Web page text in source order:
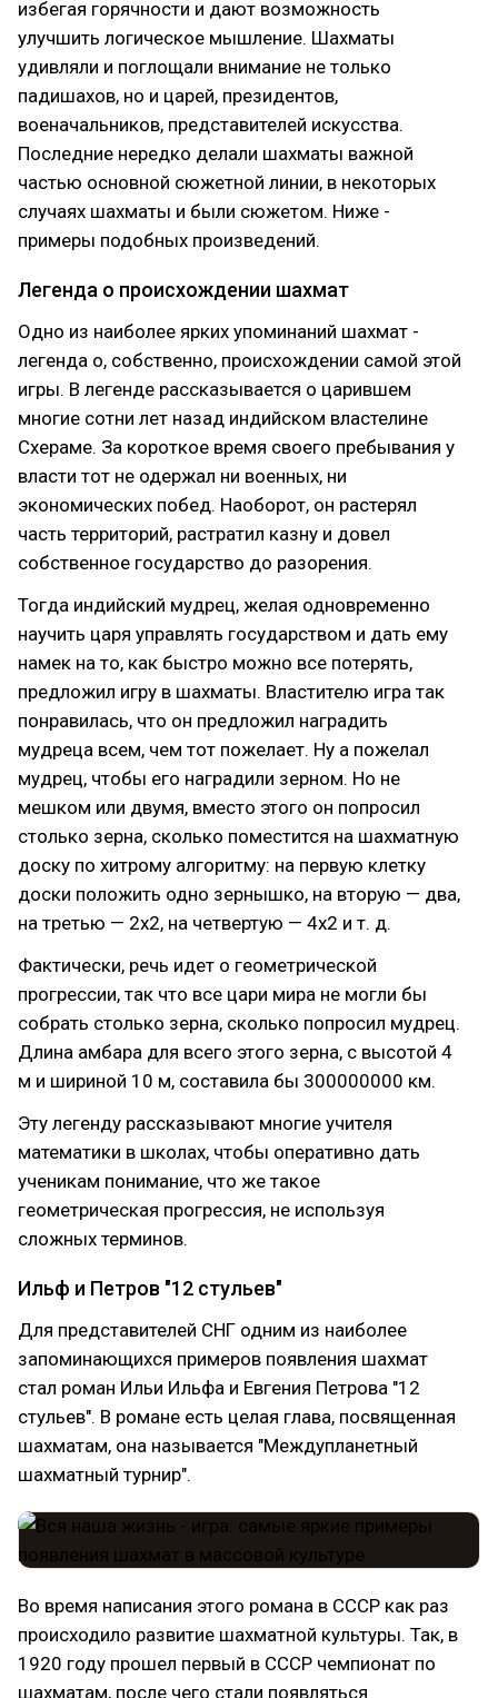
избегая горячности и дают возможность
улучшить логическое мышление. Шахматы
удивляли и поглощали внимание не только
падишахов, но и царей, президентов,
военачальников, представителей искусства.
Последние нередко делали шахматы важной
частью основной сюжетной линии, в некоторых
случаях шахматы и были сюжетом. Ниже -
примеры подобных произведений.
Легенда о происхождении шахмат
Одно из наиболее ярких упоминаний шахмат -
легенда о, собственно, происхождении самой этой
игры. В легенде рассказывается о царившем
многие сотни лет назад индийском властелине
Схераме. За короткое время своего пребывания у
власти тот не одержал ни военных, ни
экономических побед. Наоборот, он растерял
часть территорий, растратил казну и довел
собственное государство до разорения.
Тогда индийский мудрец, желая одновременно
научить царя управлять государством и дать ему
намек на то, как быстро можно все потерять,
предложил игру в шахматы. Властителю игра так
понравилась, что он предложил наградить
мудреца всем, чем тот пожелает. Ну а пожелал
мудрец, чтобы его наградили зерном. Но не
мешком или двумя, вместо этого он попросил
столько зерна, сколько поместится на шахматную
доску по хитрому алгоритму: на первую клетку
доски положить одно зернышко, на вторую — два,
на третью — 2х2, на четвертую — 4х2 и т. д.
Фактически, речь идет о геометрической
прогрессии, так что все цари мира не могли бы
собрать столько зерна, сколько попросил мудрец.
Длина амбара для всего этого зерна, с высотой 4
м и шириной 10 м, составила бы 300000000 км.
Эту легенду рассказывают многие учителя
математики в школах, чтобы оперативно дать
ученикам понимание, что же такое
геометрическая прогрессия, не используя
сложных терминов.
Ильф и Петров "12 стульев"
Для представителей СНГ одним из наиболее
запоминающихся примеров появления шахмат
стал роман Ильи Ильфа и Евгения Петрова "12
стульев". В романе есть целая глава, посвященная
шахматам, она называется "Междупланетный
шахматный турнир".
Во время написания этого романа в СССР как раз
происходило развитие шахматной культуры. Так, в
1920 году прошел первый в СССР чемпионат по
шахматам, после чего стали появляться